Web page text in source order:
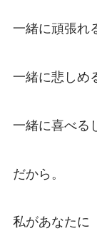
一緒に頑張れ
一緒に悲しめ
一緒に喜べる
だから。
私があなたに